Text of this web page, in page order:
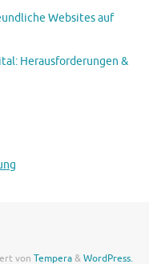
Websites auf
Herausforderungen &
von Tempera&WordPress.